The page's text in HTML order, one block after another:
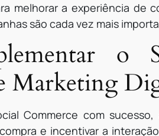
melhorar a experiência de
são cada vez mais
o
Marketing
Commerce com
e incentivar a